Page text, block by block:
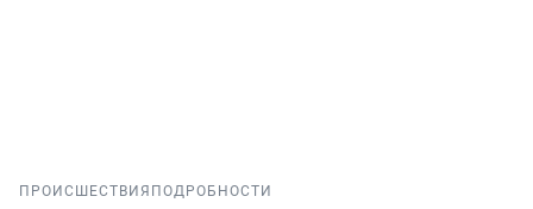
ПРОИСШЕСТВИЯ ПОДРОБНОСТИ